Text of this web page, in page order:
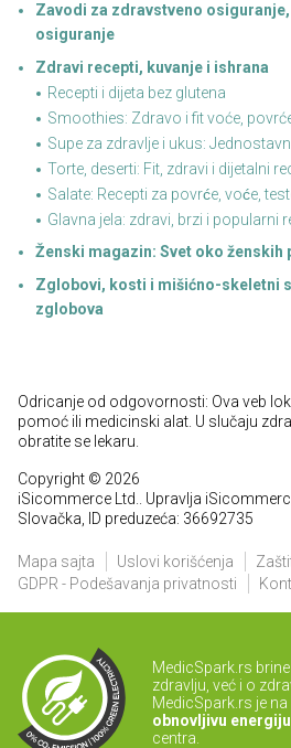
Zavodi za zdravstveno
osiguranje
Zdravi recepti, kuvanje i ishrana
Recepti i dijeta bez glutena
Smoothies: Zdravo i fit voće,
Supe za zdravlje i ukus:
Torte, deserti: Fit, zdravi i dijetalni
Salate: Recepti za povrće, voće,
Glavna jela: zdravi, brzi i popularni
Ženski magazin: Svet oko ženskih
Zglobovi, kosti i mišićno-skeletni
zglobova
Odricanje od odgovornosti: Ova veb
pomoć ili medicinski alat. U slučaju
obratite se lekaru.
Copyright © 2026
iSicommerce Ltd.. Upravlja
Slovačka, ID preduzeća: 36692735
Mapa sajta Uslovi korišćenja
GDPR - Podešavanja privatnosti
MedicSpark.rs
zdravlju, već i o
MedicSpark.rs je
obnovljivu energiju
centra.